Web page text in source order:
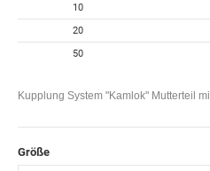
10
20
50
Kupplung System "Kamlok" Mutterteil
Größe